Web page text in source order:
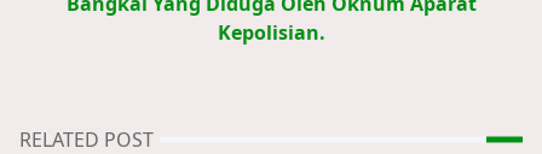
Kepolisian.
RELATED POST